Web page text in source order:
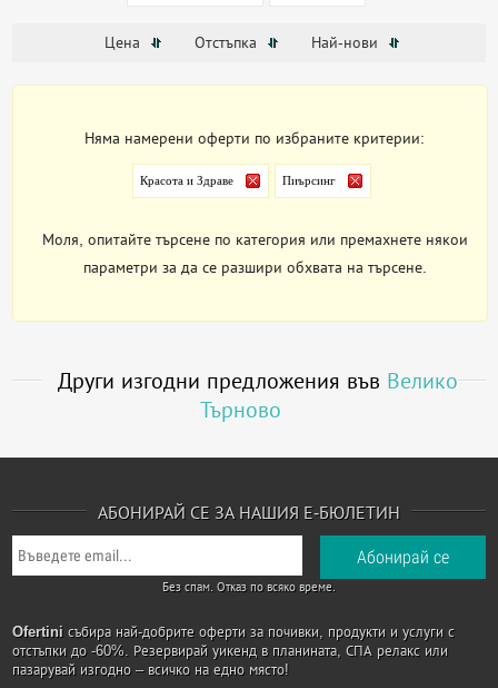
Цена Отстъпка Най-нови
Няма намерени оферти по избраните критерии:
Красота и Здраве Пиърсинг
Моля, опитайте търсене по категория или премахнете някои
параметри за да се разшири обхвата на търсене.
Други изгодни предложения във Велико
Търново
АБОНИРАЙ СЕ ЗА НАШИЯ Е-БЮЛЕТИН
Без спам. Отказ по всяко време.
Ofertini събира най-добрите оферти за почивки, продукти и услуги с
отстъпки до -60%. Резервирай уикенд в планината, СПА релакс или
пазарувай изгодно – всичко на едно място!